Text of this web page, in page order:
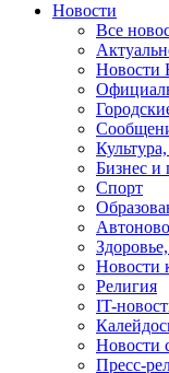
Новости
Все
Новости
Бизнес и
Спорт
Новости
Религия
IT-
Новости
Пресс-